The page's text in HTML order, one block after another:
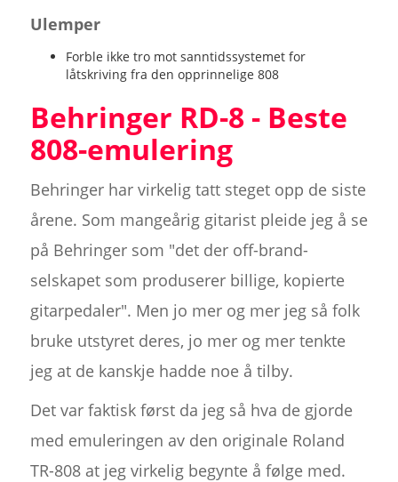
Ulemper
Forble ikke tro mot sanntidssystemet for
låtskriving fra den opprinnelige 808
Behringer RD-8 - Beste
808-emulering
Behringer har virkelig tatt steget opp de siste
årene. Som mangeårig gitarist pleide jeg å se
på Behringer som "det der off-brand-
selskapet som produserer billige, kopierte
gitarpedaler". Men jo mer og mer jeg så folk
bruke utstyret deres, jo mer og mer tenkte
jeg at de kanskje hadde noe å tilby.
Det var faktisk først da jeg så hva de gjorde
med emuleringen av den originale Roland
TR-808 at jeg virkelig begynte å følge med.